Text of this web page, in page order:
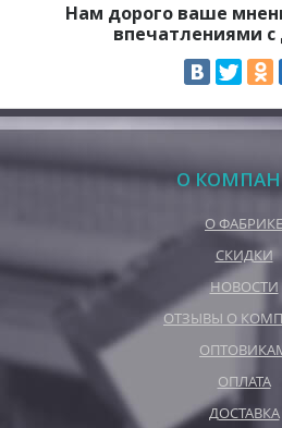
Нам дорого ваше
впечатлениями с
О
О ФАБРИКЕ
СКИДКИ
НОВОСТИ
ОТЗЫВЫ О
ОПЛАТА
ДОСТАВКА